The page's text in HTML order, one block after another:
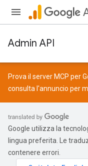
Admin API
Prova il server MCP per
consulta l'annuncio per
Google utilizza la
lingua preferita. Le
contenere errori.